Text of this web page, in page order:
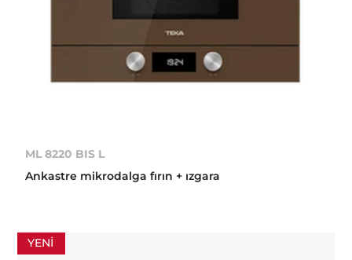
ML 8220 BIS L
Ankastre mikrodalga fırın + ızgara
YENI